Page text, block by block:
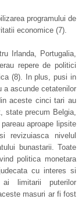
programului de
economice (7).
Irlanda, Portugalia,
repere de politici
(8). In plus, pusi in
a ascunde cetatenilor
aceste cinci tari au
state precum Belgia,
aproape lipsite
revizuiasca nivelul
bunastarii. Toate
politica monetara
cu interes si
limitarii puterilor
masuri ar fi fost